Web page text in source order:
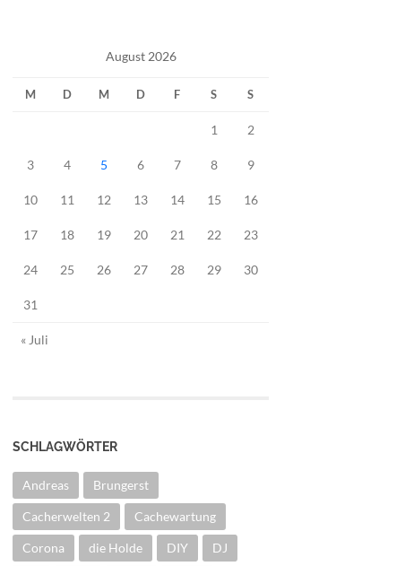
August 2026
M D M D F S S
1 2
3 4 5 6 7 8 9
10 11 12 13 14 15 16
17 18 19 20 21 22 23
24 25 26 27 28 29 30
31
« Juli
SCHLAGWÖRTER
Andreas Brungerst
Cacherwelten 2 Cachewartung
Corona die Holde DIY DJ